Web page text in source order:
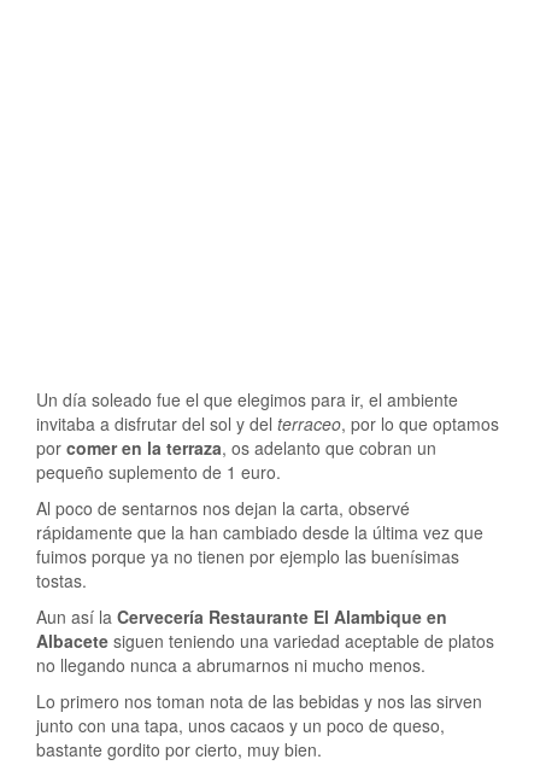
Un día soleado fue el que elegimos para ir, el ambiente
invitaba a disfrutar del sol y del terraceo, por lo que optamos
por comer en la terraza, os adelanto que cobran un
pequeño suplemento de 1 euro.
Al poco de sentarnos nos dejan la carta, observé
rápidamente que la han cambiado desde la última vez que
fuimos porque ya no tienen por ejemplo las buenísimas
tostas.
Aun así la Cervecería Restaurante El Alambique en
Albacete siguen teniendo una variedad aceptable de platos
no llegando nunca a abrumarnos ni mucho menos.
Lo primero nos toman nota de las bebidas y nos las sirven
junto con una tapa, unos cacaos y un poco de queso,
bastante gordito por cierto, muy bien.